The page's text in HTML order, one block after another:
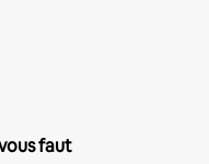
faut